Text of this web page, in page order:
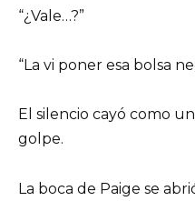
“¿Vale…?”
“La vi poner esa bolsa
El silencio cayó como
golpe.
La boca de Paige se